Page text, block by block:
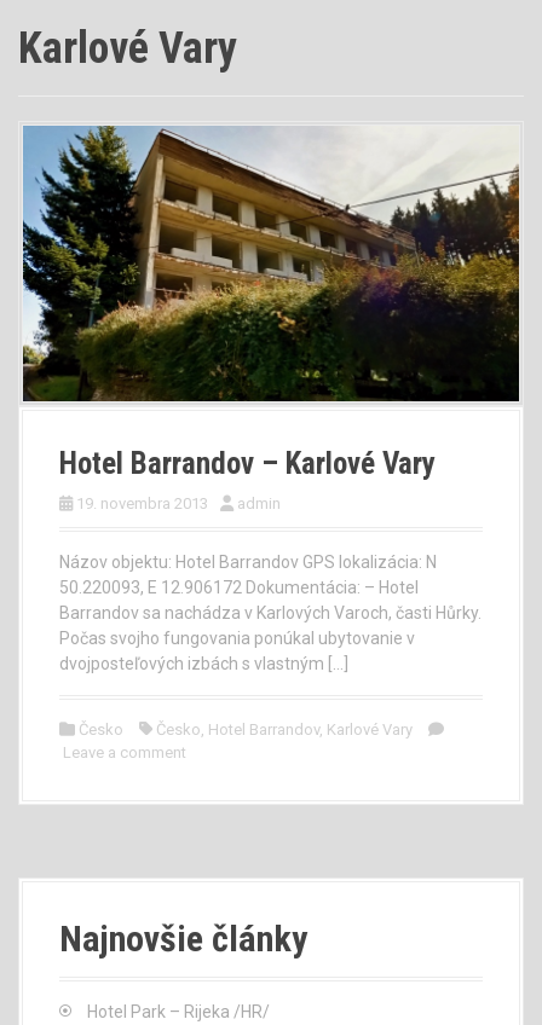
Karlové Vary
Hotel Barrandov – Karlové Vary
19. novembra 2013 admin
Názov objektu: Hotel Barrandov GPS lokalizácia: N
50.220093, E 12.906172 Dokumentácia: – Hotel
Barrandov sa nachádza v Karlových Varoch, časti Hůrky.
Počas svojho fungovania ponúkal ubytovanie v
dvojposteľových izbách s vlastným […]
Česko Česko Hotel Barrandov, Karlové Vary
Leave a comment
Najnovšie články
Hotel Park – Rijeka /HR/